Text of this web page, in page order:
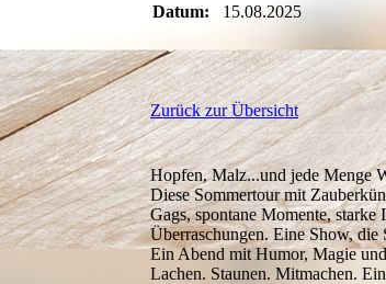
Datum:
15.08.2025
Zurück zur Übersicht
Hopfen, Malz...und jede Menge
Diese Sommertour mit
Gags, spontane Momente,
Überraschungen. Eine Show,
Ein Abend mit Humor, Magie
Lachen. Staunen. Mitmachen.